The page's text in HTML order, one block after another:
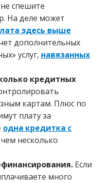
спешите
На деле может
здесь выше
дополнительных
услуг, навязанных
кредитных
картам. Плюс по
плату за
одна кредитка с
чем несколько
Если
много